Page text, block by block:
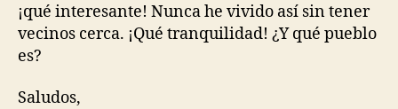
¡qué interesante! Nunca he vivido así sin tener
vecinos cerca. ¡Qué tranquilidad! ¿Y qué pueblo
es?
Saludos,